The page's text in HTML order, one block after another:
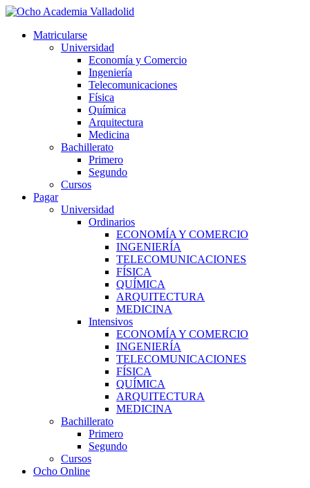
Ir
contenidoMatricularse
Universidad
Economía y Comercio
Ingeniería
Telecomunicaciones
Física
Química
Arquitectura
Medicina
Bachillerato
Primero
Segundo
Cursos
Pagar
Universidad
Ordinarios
ECONOMÍA Y COMERCIO
INGENIERÍA
TELECOMUNICACIONES
FÍSICA
QUÍMICA
ARQUITECTURA
MEDICINA
Intensivos
ECONOMÍA Y COMERCIO
INGENIERÍA
TELECOMUNICACIONES
FÍSICA
QUÍMICA
ARQUITECTURA
MEDICINA
Bachillerato
Primero
Segundo
Cursos
Ocho Online